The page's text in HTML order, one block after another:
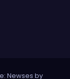
Newses by